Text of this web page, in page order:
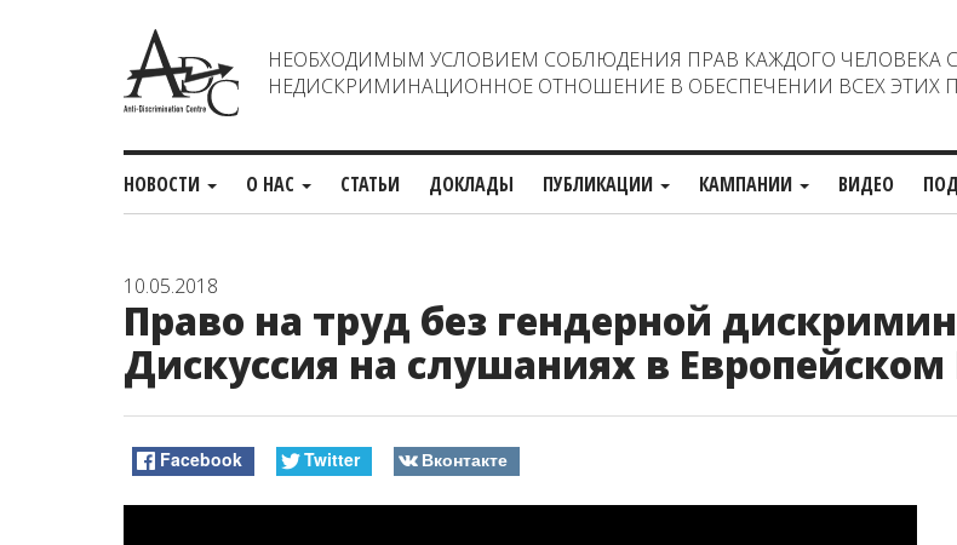
НЕОБХОДИМЫМ УСЛОВИЕМ СОБЛЮДЕНИЯ ПРАВ КАЖДОГО ЧЕЛОВЕКА
НЕДИСКРИМИНАЦИОННОЕ ОТНОШЕНИЕ В ОБЕСПЕЧЕНИИ ВСЕХ ЭТИХ
НОВОСТИ О НАС СТАТЬИ ДОКЛАДЫ ПУБЛИКАЦИИ КАМПАНИИ ВИДЕО
10.05.2018
Право на труд без гендерной
Дискуссия на слушаниях в
Facebook Twitter Вконтакте